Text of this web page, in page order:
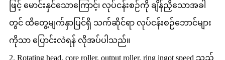
ဖြင့် မောင်းနှင်သောကြောင့်၊ လုပ်ငန်းစဉ်ကို ချိန်ညှိသောအခါ
တွင် ထိတွေ့မျက်နှာပြင်ရှိ သက်ဆိုင်ရာ လုပ်ငန်းစဉ်ဘောင်များ
ကိုသာ ပြောင်းလဲရန် လိုအပ်ပါသည်။
2. Rotating head, core roller, output roller, ring ingot speed သည်